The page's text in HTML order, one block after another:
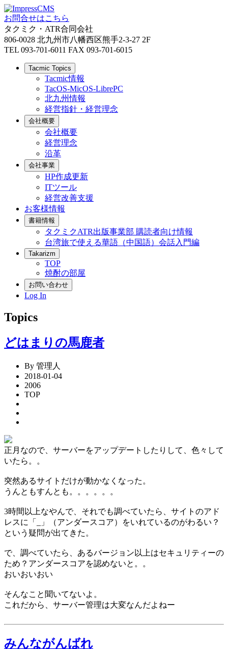
お問合せはこちら
タクミク・ATR合同会社
806-0028 北九州市八幡西区熊手2-3-27 2F
TEL 093-701-6011 FAX 093-701-6015
Tacmic Topics
Tacmic情報
TacOS-MicOS-LibrePC
北九州情報
経営指針・経営理念
会社概要
会社概要
経営理念
沿革
会社事業
HP作成更新
ITツール
経営改善支援
お客様情報
書籍情報
タクミクATR出版事業部 購読者向け情報
台湾旅で使える華語（中国語）会話入門編
Takarizm
TOP
焼酎の部屋
お問い合わせ
Log In
Topics
どはまりの馬鹿者
By 管理人
2018-01-04
2006
TOP
正月なので、サーバーをアップデートしたりして、色々して
いたら。。
突然あるサイトだけが動かなくなった。
うんともすんとも。。。。。。
3時間以上なやんで、それでも調べていたら、サイトのアド
レスに「_」（アンダースコア）をいれているのがわるい？
という疑問が出てきた。
で、調べていたら、あるバージョン以上はセキュリティーの
ため？アンダースコアを認めないと。。
おいおいおい
そんなこと聞いてないよ。
これだから、サーバー管理は大変なんだよねー
みんながんばれ